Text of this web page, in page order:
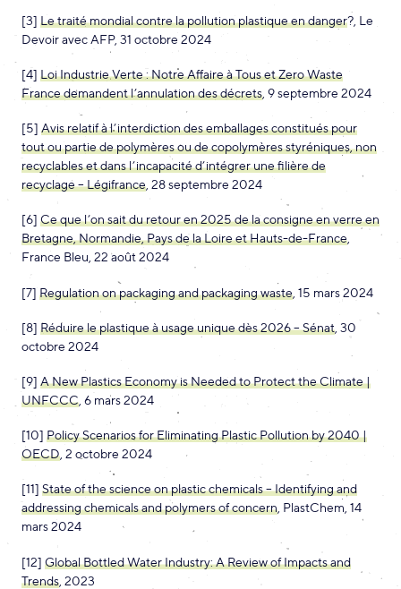
[3] Le traité mondial contre la pollution plastique en danger?, Le
Devoir avec AFP, 31 octobre 2024
[4] Loi Industrie Verte : Notre Affaire à Tous et Zero Waste
France demandent l’annulation des décrets , 9 septembre 2024
[5] Avis relatif à l’interdiction des emballages constitués pour
tout ou partie de polymères ou de copolymères styréniques, non
recyclables et dans l’incapacité d’intégrer une filière de
recyclage – Légifrance, 28 septembre 2024
[6] Ce que l’on sait du retour en 2025 de la consigne en verre en
Bretagne, Normandie, Pays de la Loire et Hauts-de-France,
France Bleu, 22 août 2024
[7] Regulation on packaging and packaging waste , 15 mars 2024
[8] Réduire le plastique à usage unique dès 2026 – Sénat , 30
octobre 2024
[9] A New Plastics Economy is Needed to Protect the Climate |
UNFCCC , 6 mars 2024
[10] Policy Scenarios for Eliminating Plastic Pollution by 2040 |
OECD , 2 octobre 2024
[11] State of the science on plastic chemicals – Identifying and
addressing chemicals and polymers of concern, PlastChem, 14
mars 2024
[12] Global Bottled Water Industry: A Review of Impacts and
Trends , 2023